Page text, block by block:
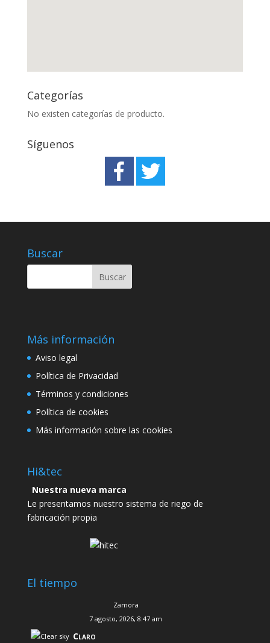
Categorías
No existen categorías de producto.
Síguenos
Buscar
Más información
Aviso legal
Política de Privacidad
Términos y condiciones
Política de cookies
Más información sobre las cookies
Hi&tec
Nuestra nueva marca
Le presentamos nuestro sistema de riego de
fabricación propia
El tiempo
Zamora
7 agosto, 2026, 8:47 am
Claro